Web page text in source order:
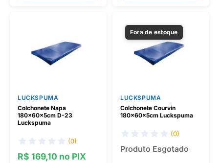
LUCKSPUMA
Colchonete Napa
180x60x5cm D-23
Luckspuma
(0)
R$ 169,10 no PIX
Fora de estoque
LUCKSPUMA
Colchonete Courvin
180x60x5cm Luckspuma
(0)
Produto Esgotado